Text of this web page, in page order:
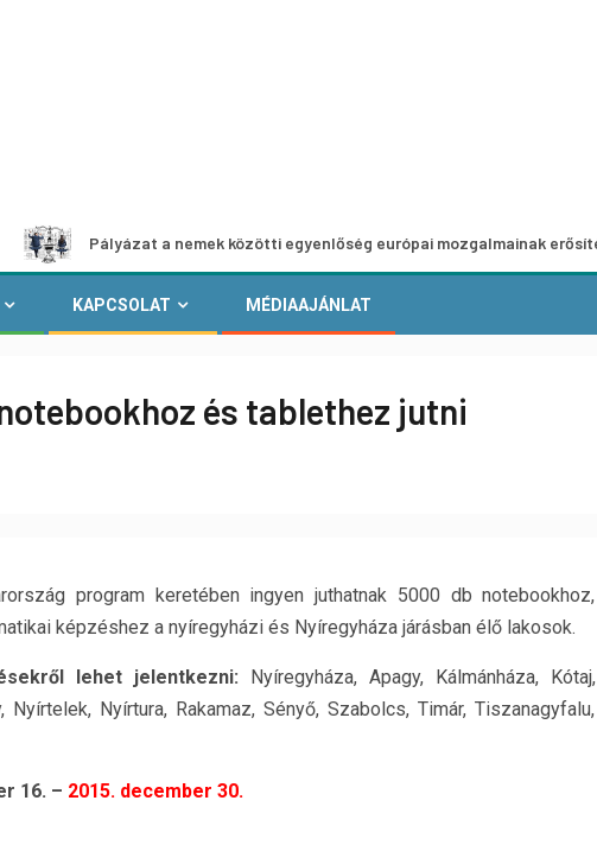
Pályázat a nemek közötti egyenlőség európai mozgalmainak erősítésére
KAPCSOLAT MÉDIAAJÁNLAT
és tablethez jutni
program keretében ingyen juthatnak 5000 db notebookhoz,
képzéshez a nyíregyházi és Nyíregyháza járásban élő lakosok.
lehet jelentkezni: Nyíregyháza, Apagy, Kálmánháza, Kótaj,
Nyírtelek, Nyírtura, Rakamaz, Sényő, Szabolcs, Timár, Tiszanagyfalu,
16. – 2015. december 30.